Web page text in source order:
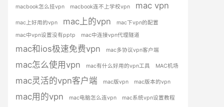
macbook怎么挂vpn macbook连不上学校vpn mac vpn
mac上好用的vpn mac上的vpn
mac下vpn的配置
mac中vpn设置没有pptp
mac中连接vpn代理隧道
mac和ios极速免费vpn mac多协议vpn客户端
mac怎么使用vpn mac有什么好用的vpn工具 MAC机场
mac灵活的vpn客户端 mac版vpn mac版本的vpn
mac用的vpn mac电脑怎么连vpn mac系统vpn设置教程